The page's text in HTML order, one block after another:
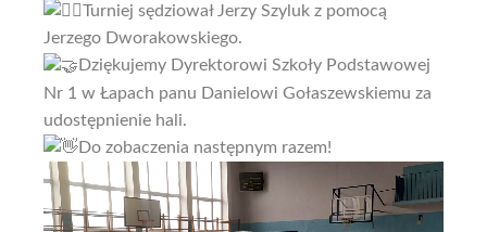
Turniej sędziował Jerzy Szyluk z pomocą
Jerzego Dworakowskiego.
Dziękujemy Dyrektorowi Szkoły Podstawowej
Nr 1 w Łapach panu Danielowi Gołaszewskiemu za
udostępnienie hali.
Do zobaczenia następnym razem!
Odtwarzacz
video